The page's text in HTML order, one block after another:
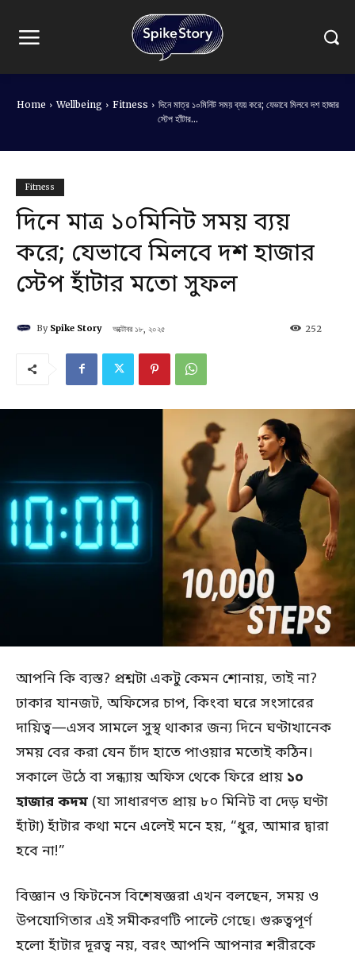
Home Wellbeing Fitness
দিনে মাত্র ১০মিনিট সময় ব্যয় করে; যেভাবে মিলবে দশ হাজার
স্টেপ হাঁটার...
Fitness
দিনে মাত্র ১০মিনিট সময় ব্যয়
করে; যেভাবে মিলবে দশ হাজার
স্টেপ হাঁটার মতো সুফল
By Spike Story অক্টোবর ১৮, ২০২৫ 252
আপনি কি ব্যস্ত? প্রশ্নটা একটু কেমন শোনায়, তাই না?
ঢাকার যানজট, অফিসের চাপ, কিংবা ঘরে সংসারের
দায়িত্ব—এসব সামলে সুস্থ থাকার জন্য দিনে ঘণ্টাখানেক
সময় বের করা যেন চাঁদ হাতে পাওয়ার মতোই কঠিন।
সকালে উঠে বা সন্ধ্যায় অফিস থেকে ফিরে প্রায় ১০
হাজার কদম (যা সাধারণত প্রায় ৮০ মিনিট বা দেড় ঘণ্টা
হাঁটা) হাঁটার কথা মনে এলেই মনে হয়, “ধুর, আমার দ্বারা
হবে না!”
বিজ্ঞান ও ফিটনেস বিশেষজ্ঞরা এখন বলছেন, সময় ও
উপযোগিতার এই সমীকরণটি পাল্টে গেছে। গুরুত্বপূর্ণ
হলো হাঁটার দূরত্ব নয়, বরং আপনি আপনার শরীরকে